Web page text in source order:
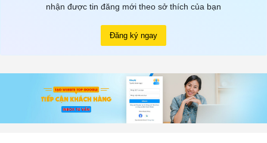
nhận được tin đăng mới theo sở thích của bạn
Đăng ký ngay